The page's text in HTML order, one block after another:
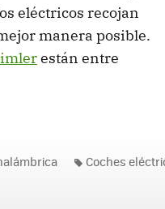
eléctricos recojan
manera posible.
están entre
Coches